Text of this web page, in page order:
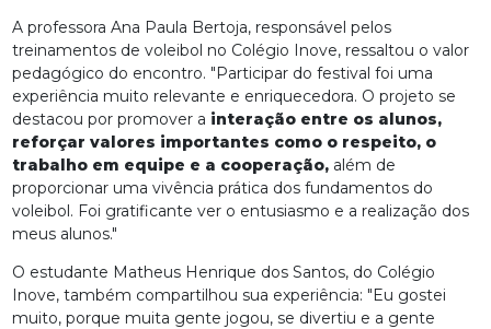
A professora Ana Paula Bertoja, responsável pelos
treinamentos de voleibol no Colégio Inove, ressaltou o valor
pedagógico do encontro. "Participar do festival foi uma
experiência muito relevante e enriquecedora. O projeto se
destacou por promover a interação entre os alunos,
reforçar valores importantes como o respeito, o
trabalho em equipe e a cooperação, além de
proporcionar uma vivência prática dos fundamentos do
voleibol. Foi gratificante ver o entusiasmo e a realização dos
meus alunos."
O estudante Matheus Henrique dos Santos, do Colégio
Inove, também compartilhou sua experiência: "Eu gostei
muito, porque muita gente jogou, se divertiu e a gente